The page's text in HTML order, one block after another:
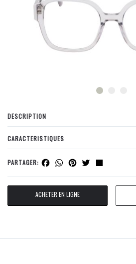
DESCRIPTION
CARACTERISTIQUES
PARTAGER: Facebook
WhatsApp
Pinterest
Twitter
ACHETER EN LIGNE